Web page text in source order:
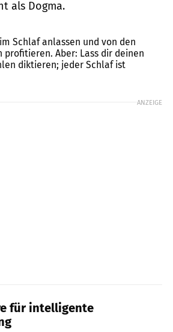
als Dogma.
Schlaf anlassen und von den
Aber: Lass dir deinen
diktieren; jeder Schlaf ist
ANZEIGE
für intelligente